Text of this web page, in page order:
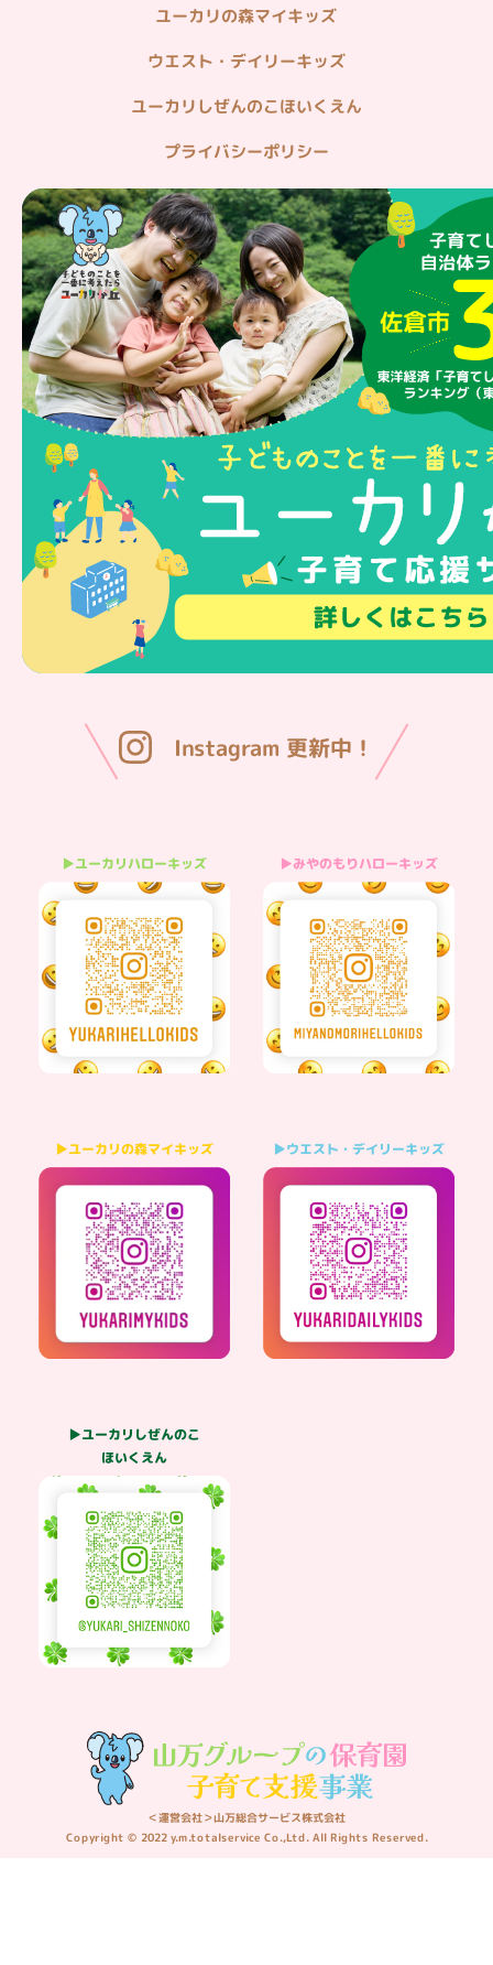
ユーカリの森マイキッズ
ウエスト・デイリーキッズ
ユーカリしぜんのこほいくえん
プライバシーポリシー
Instagram 更新中！
▶ユーカリハローキッズ ▶みやのもりハローキッズ
▶ユーカリの森マイキッズ ▶ウエスト・デイリーキッズ
▶ユーカリしぜんのこ
ほいくえん
＜運営会社＞山万総合サービス株式会社
Copyright © 2022 y.m.totalservice Co.,Ltd. All Rights Reserved.